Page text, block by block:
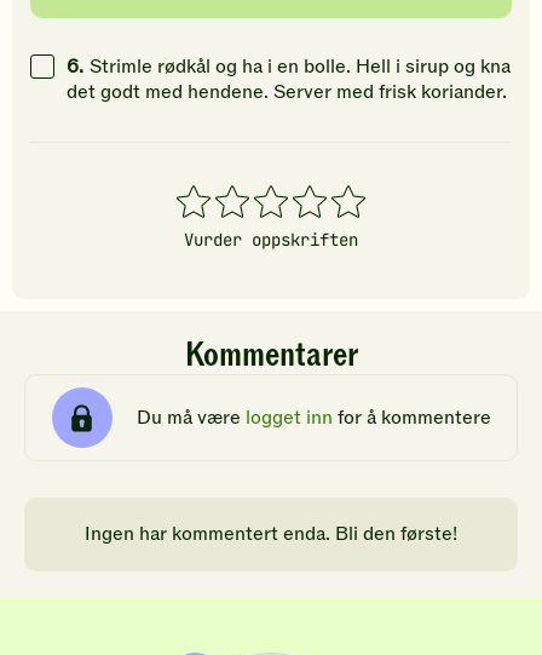
6. Strimle rødkål og ha i en bolle. Hell i sirup og kna
det godt med hendene. Server med frisk koriander.
1
stjerner
2
stjerner
3
stjerner
4
stjerner
5
stjerner
Vurder oppskriften
Kommentarer
Du må være logget inn for å kommentere
Ingen har kommentert enda. Bli den første!